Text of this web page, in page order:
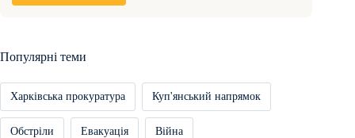
Популярні теми
Харківська прокуратура Куп'янський напрямок
Обстріли Евакуація Війна